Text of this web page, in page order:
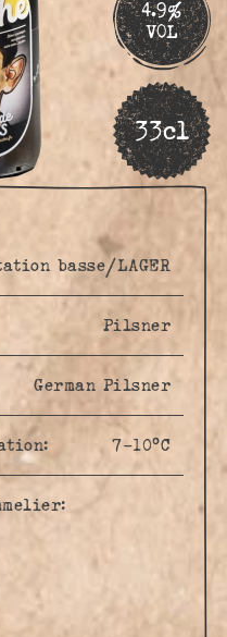
33cl
4.9%
VOL
basse/LAGER
Pilsner
German Pilsner
7-10°C